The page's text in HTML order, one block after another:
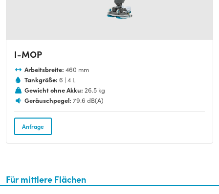
I-MOP
Arbeitsbreite: 460 mm
Tankgröße: 6 | 4 L
Gewicht ohne Akku: 26.5 kg
Geräuschpegel: 79.6 dB(A)
Anfrage
Für mittlere Flächen